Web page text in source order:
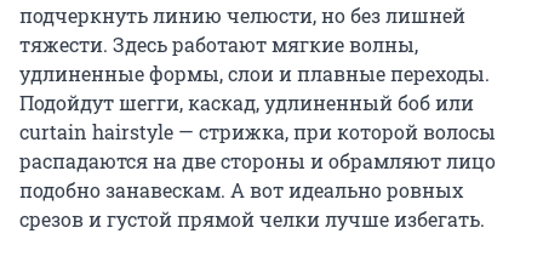
подчеркнуть линию челюсти, но без лишней
тяжести. Здесь работают мягкие волны,
удлиненные формы, слои и плавные переходы.
Подойдут шегги, каскад, удлиненный боб или
curtain hairstyle — стрижка, при которой волосы
распадаются на две стороны и обрамляют лицо
подобно занавескам. А вот идеально ровных
срезов и густой прямой челки лучше избегать.